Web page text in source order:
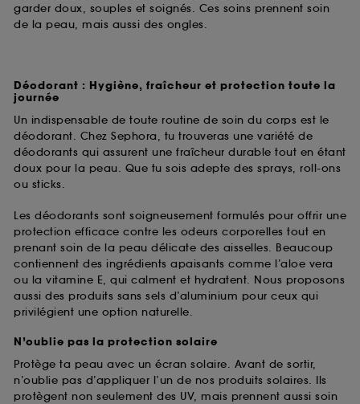
garder doux, souples et soignés. Ces soins prennent soin
de la peau, mais aussi des ongles.
Déodorant : Hygiène, fraîcheur et protection toute la
journée
Un indispensable de toute routine de soin du corps est le
déodorant. Chez Sephora, tu trouveras une variété de
déodorants qui assurent une fraîcheur durable tout en étant
doux pour la peau. Que tu sois adepte des sprays, roll-ons
ou sticks.
Les déodorants sont soigneusement formulés pour offrir une
protection efficace contre les odeurs corporelles tout en
prenant soin de la peau délicate des aisselles. Beaucoup
contiennent des ingrédients apaisants comme l’aloe vera
ou la vitamine E, qui calment et hydratent. Nous proposons
aussi des produits sans sels d’aluminium pour ceux qui
privilégient une option naturelle.
N’oublie pas la protection solaire
Protège ta peau avec un écran solaire. Avant de sortir,
n’oublie pas d’appliquer l’un de nos produits solaires. Ils
protègent non seulement des UV, mais prennent aussi soin